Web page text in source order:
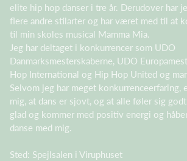
elite hip hop danser i tre år. Derudover har
flere andre stilarter og har været med til at
til min skoles musical Mamma Mia.
Jeg har deltaget i konkurrencer som UDO
Danmarksmesterskaberne, UDO
Hop International og Hip Hop United og
Selvom jeg har meget konkurrenceerfaring,
mig, at dans er sjovt, og at alle føler sig
glad og kommer med positiv energi og
danse med mig.
Sted: Spejlsalen i Viruphuset